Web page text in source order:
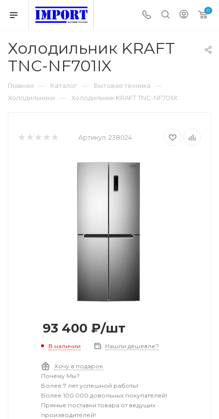
0
Холодильник KRAFT
TNC-NF701IX
Главная — Каталог — Бытовая техника —
Холодильники — Холодильник KRAFT TNC-NF701IX
Артикул: 238024
93 400 ₽/шт
В наличии Нашли дешевле?
Хочу в подарок
Почему Мы?
Более 7 лет успешной работы!
Более 100 000 довольных покупателей!
Прямые поставки товара от ведущих
производителей!